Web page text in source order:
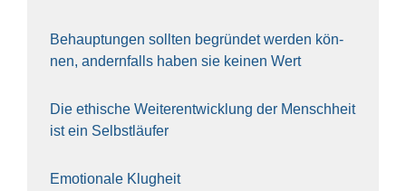
Behaup­tun­gen soll­ten begrün­det wer­den kön­
nen, andern­falls haben sie kei­nen Wert
Die ethi­sche Wei­ter­ent­wick­lung der Mensch­heit
ist ein Selbst­läu­fer
Emo­tio­na­le Klug­heit